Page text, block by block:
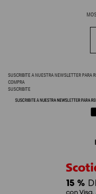
SUSCRIBITE A NUESTRA NEWSLETTER PARA
COMPRA
SUSCRIBITE